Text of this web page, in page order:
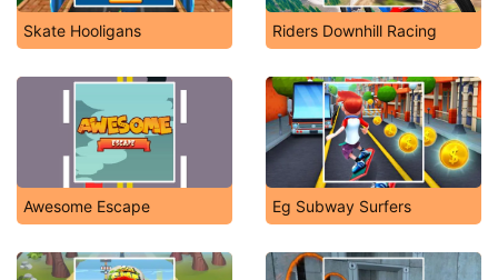
Skate Hooligans Riders Downhill Racing
Awesome Escape Eg Subway Surfers